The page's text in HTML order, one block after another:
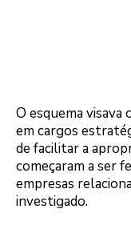
O esquema
em cargos
de facilitar a
começaram a ser
empresas
investigado.